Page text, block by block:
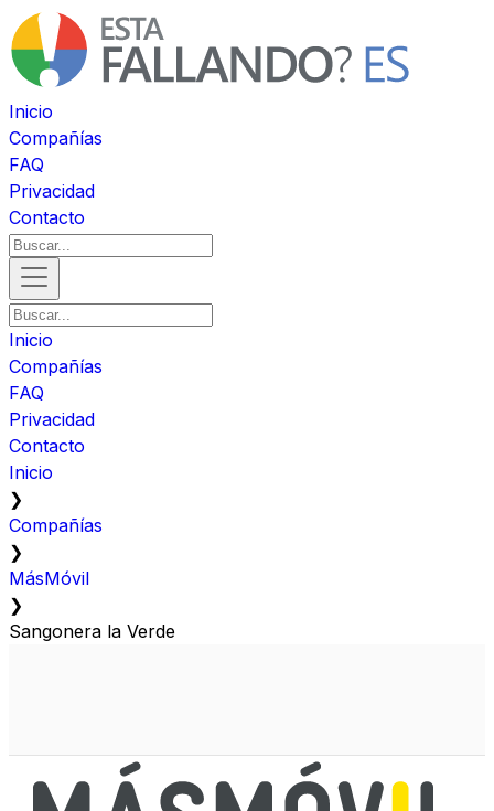
Inicio
Compañías
FAQ
Privacidad
Contacto
Inicio
Compañías
FAQ
Privacidad
Contacto
Inicio
❯
Compañías
❯
MásMóvil
❯
Sangonera la Verde